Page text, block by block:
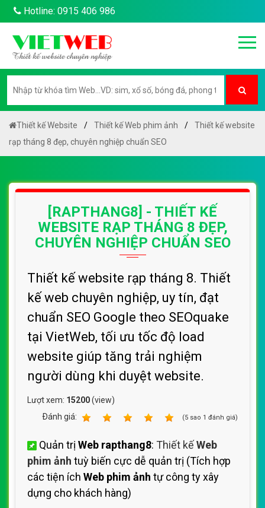
Hotline: 0915 406 986
Thiết kế Website Thiết kế Web phim ảnh
Thiết kế website
rạp tháng 8 đẹp, chuyên nghiệp chuẩn SEO
[RAPTHANG8] - THIẾT KẾ
WEBSITE RẠP THÁNG 8 ĐẸP,
CHUYÊN NGHIỆP CHUẨN SEO
Thiết kế website rạp tháng 8. Thiết
kế web chuyên nghiệp, uy tín, đạt
chuẩn SEO Google theo SEOquake
tại VietWeb, tối ưu tốc độ load
website giúp tăng trải nghiệm
người dùng khi duyệt website.
Lượt xem: 15200(view)
Ðánh giá:
(5 sao 1 đánh giá)
Quản trị Web rapthang8: Thiết kếWeb
phim ảnh tuỳ biến cực dễ quản trị (Tích hợp
các tiện ích Web phim ảnh tự công ty xây
dựng cho khách hàng)